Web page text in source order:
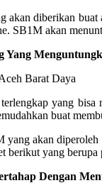
akan diberikan buat
SB1M akan
Yang
yang
buat
akan diperoleh
berikut yang
Dengan